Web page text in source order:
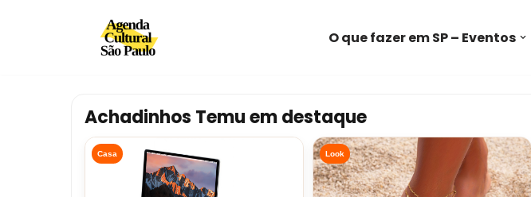
O que fazer em SP – Eventos
Achadinhos Temu em destaque
Casa Look